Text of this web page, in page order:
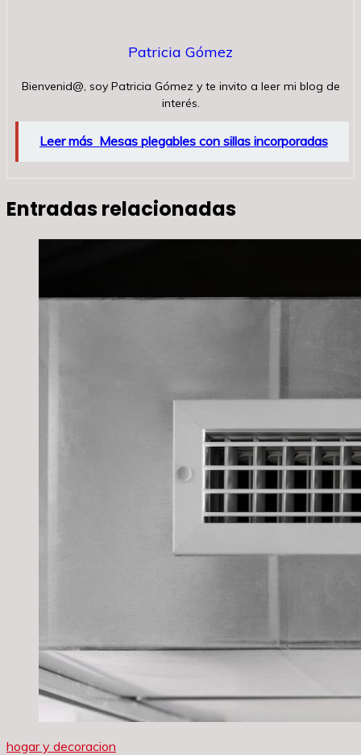
Patricia Gómez
Bienvenid@, soy Patricia Gómez y te invito a leer mi blog de
interés.
Leer más Mesas plegables con sillas incorporadas
Entradas relacionadas
hogar y decoracion